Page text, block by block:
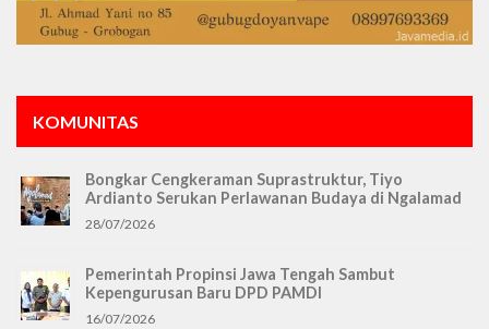
KOMUNITAS
Bongkar Cengkeraman Suprastruktur, Tiyo
Ardianto Serukan Perlawanan Budaya di Ngalamad
28/07/2026
Pemerintah Propinsi Jawa Tengah Sambut
Kepengurusan Baru DPD PAMDI
16/07/2026